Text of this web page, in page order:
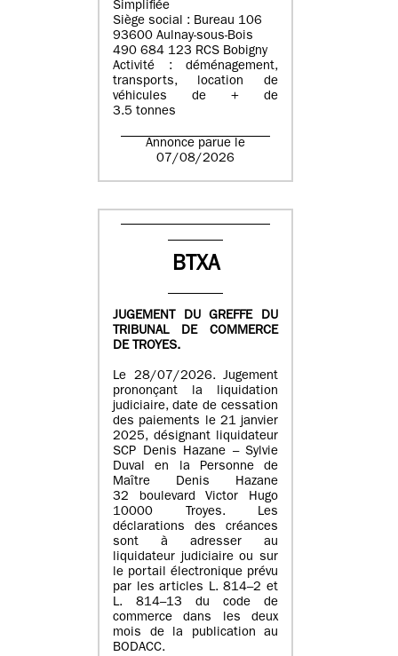
Simplifiée
Siège social : Bureau 106
93600 Aulnay-sous-Bois
490 684 123 RCS Bobigny
Activité : déménagement,
transports, location de
véhicules de + de
3.5 tonnes
Annonce parue le
07/08/2026
BTXA
JUGEMENT DU GREFFE DU
TRIBUNAL DE COMMERCE
DE TROYES.
Le 28/07/2026. Jugement
prononçant la liquidation
judiciaire, date de cessation
des paiements le 21 janvier
2025, désignant liquidateur
SCP Denis Hazane – Sylvie
Duval en la Personne de
Maître Denis Hazane
32 boulevard Victor Hugo
10000 Troyes. Les
déclarations des créances
sont à adresser au
liquidateur judiciaire ou sur
le portail électronique prévu
par les articles L. 814–2 et
L. 814–13 du code de
commerce dans les deux
mois de la publication au
BODACC.